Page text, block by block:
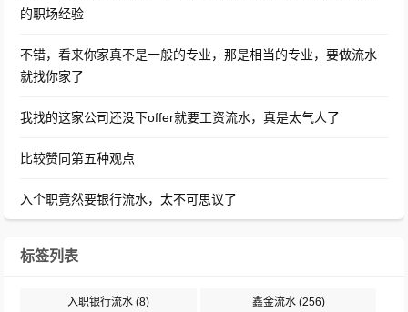
的职场经验
不错，看来你家真不是一般的专业，那是相当的专业，要做流水
就找你家了
我找的这家公司还没下offer就要工资流水，真是太气人了
比较赞同第五种观点
入个职竟然要银行流水，太不可思议了
标签列表
入职银行流水 (8) 鑫金流水(256)